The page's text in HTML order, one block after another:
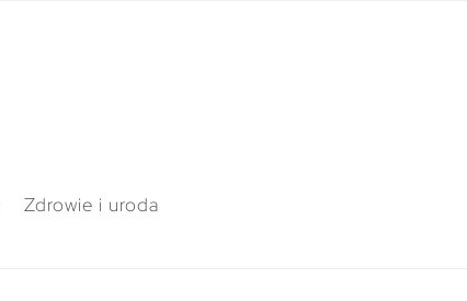
Zdrowie i uroda